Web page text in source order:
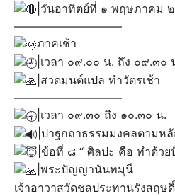
|วันอาทิตย์ที่ ๑ พฤษภาคม
—————————–
ภาคเช้า
|เวลา ๐๙.๐๐ น. ถึง ๐๙.๓๐
|สวดมนต์แปล ทำวัตรเช้า
—————————–
|เวลา ๐๙.๓๐ ถึง ๑๐.๓๐ น.
|ปาฐกถาธรรมมงคลตามห
|ข้อที่ ๘ “ ศิลปะ คือ ทำด้ว
|พระปัญญานันทมุนี
เจ้าอาวาสวัดชลประทานรังสฤษดิ์